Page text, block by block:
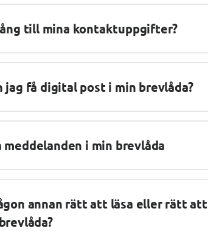
till mina kontaktuppgifter?
jag få digital post i min brevlåda?
meddelanden i min brevlåda
annan rätt att läsa eller rätt att